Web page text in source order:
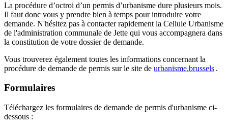
La procédure d’octroi d’un permis d’urbanisme dure plusieurs mois.
Il faut donc vous y prendre bien à temps pour introduire votre
demande. N'hésitez pas à contacter rapidement la Cellule Urbanisme
de l'administration communale de Jette qui vous accompagnera dans
la constitution de votre dossier de demande.
Vous trouverez également toutes les informations concernant la
procédure de demande de permis sur le site de urbanisme.brussels .
Formulaires
Téléchargez les formulaires de demande de permis d'urbanisme ci-
dessous :